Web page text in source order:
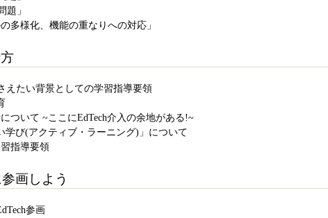
題」
多様化、機能の重なりへの対応」
えたい背景としての学習指導要領
ついて ~ここにEdTech介入の余地がある!~
学び(アクティブ・ラーニング)」について
指導要領
画しよう
参画